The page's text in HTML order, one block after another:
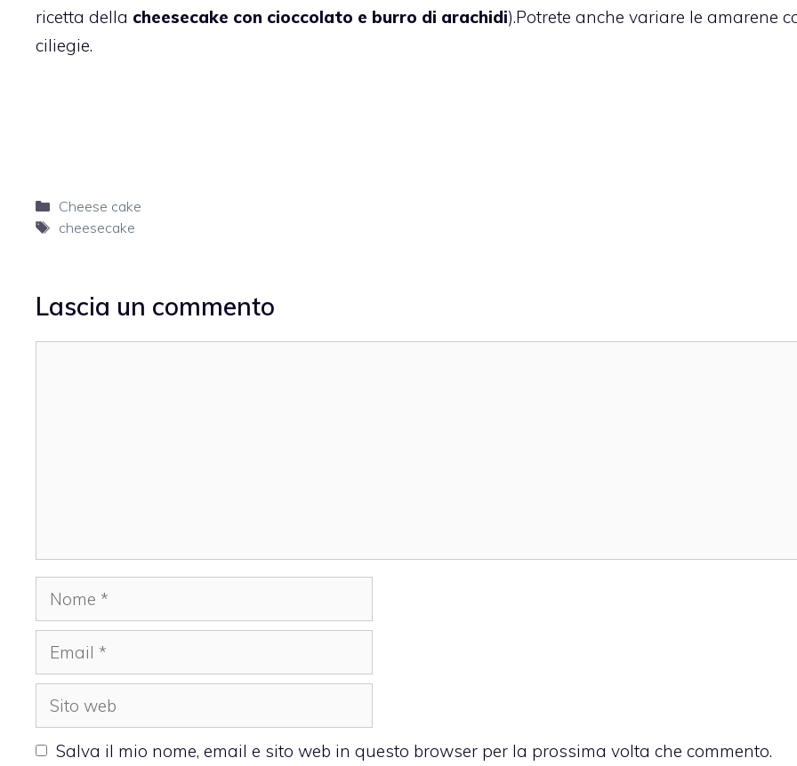
ricetta della cheesecake con cioccolato e burro di arachidi).Potrete anche variare le amarene
ciliegie.
Categorie
Cheese cake
Tag
cheesecake
Lascia un commento
Nome
Email
Sito
web
Salva il mio nome, email e sito web in questo browser per la prossima volta che commento.